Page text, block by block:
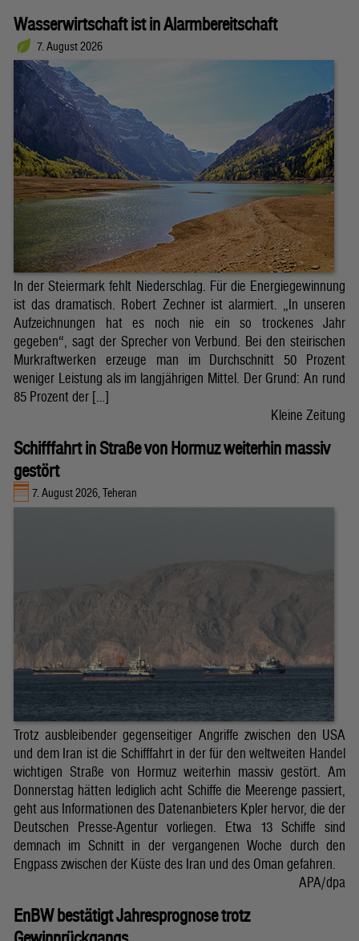
Wasserwirtschaft ist in Alarmbereitschaft
7. August 2026
In der Steiermark fehlt Niederschlag. Für die Energiegewinnung
ist das dramatisch. Robert Zechner ist alarmiert. „In unseren
Aufzeichnungen hat es noch nie ein so trockenes Jahr
gegeben“, sagt der Sprecher von Verbund. Bei den steirischen
Murkraftwerken erzeuge man im Durchschnitt 50 Prozent
weniger Leistung als im langjährigen Mittel. Der Grund: An rund
85 Prozent der […]
Kleine Zeitung
Schifffahrt in Straße von Hormuz weiterhin massiv
gestört
7. August 2026, Teheran
Trotz ausbleibender gegenseitiger Angriffe zwischen den USA
und dem Iran ist die Schifffahrt in der für den weltweiten Handel
wichtigen Straße von Hormuz weiterhin massiv gestört. Am
Donnerstag hätten lediglich acht Schiffe die Meerenge passiert,
geht aus Informationen des Datenanbieters Kpler hervor, die der
Deutschen Presse-Agentur vorliegen. Etwa 13 Schiffe sind
demnach im Schnitt in der vergangenen Woche durch den
Engpass zwischen der Küste des Iran und des Oman gefahren.
APA/dpa
EnBW bestätigt Jahresprognose trotz